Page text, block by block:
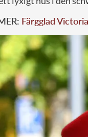
Färgglad